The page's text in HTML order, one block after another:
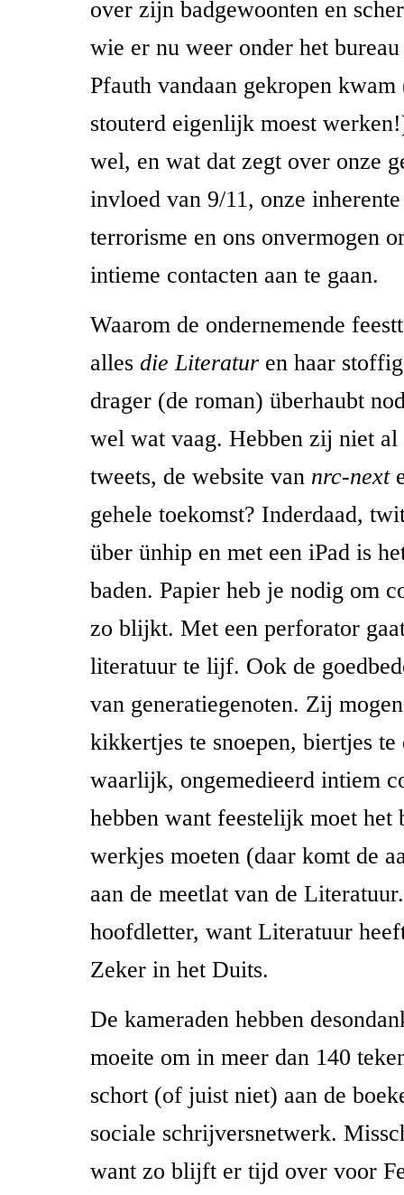
over zijn badgewoonten en
wie er nu weer onder het
Pfauth vandaan gekropen
stouterd eigenlijk moest
wel, en wat dat zegt over onze
invloed van 9/11, onze
terrorisme en ons onvermogen
intieme contacten aan te gaan.
Waarom de ondernemende
alles die Literatur en haar
drager (de roman) überhaubt
wel wat vaag. Hebben zij niet al
tweets, de website van nrc-next
gehele toekomst? Inderdaad,
über ünhip en met een iPad is
baden. Papier heb je nodig om
zo blijkt. Met een perforator
literatuur te lijf. Ook de
van generatiegenoten. Zij
kikkertjes te snoepen, biertjes
waarlijk, ongemedieerd intiem
hebben want feestelijk moet
werkjes moeten (daar komt de
aan de meetlat van de
hoofdletter, want Literatuur
Zeker in het Duits.
De kameraden hebben
moeite om in meer dan 140
schort (of juist niet) aan de
sociale schrijversnetwerk.
want zo blijft er tijd over voor